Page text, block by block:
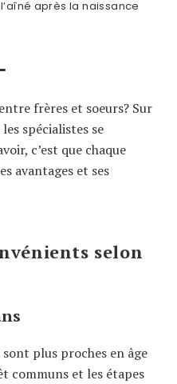
après la naissance
frères et soeurs? Sur
spécialistes se
c’est que chaque
avantages et ses
selon
plus proches en âge
communs et les étapes